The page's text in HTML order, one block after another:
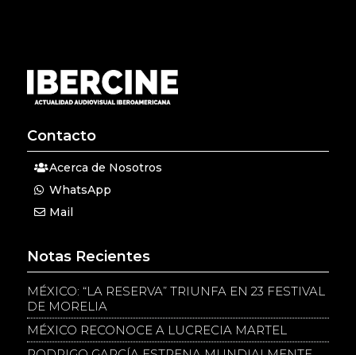
Contacto
Acerca de Nosotros
WhatsApp
Mail
Notas Recientes
MÉXICO: “LA RESERVA” TRIUNFA EN 23 FESTIVAL
DE MORELIA
MÉXICO RECONOCE A LUCRECIA MARTEL